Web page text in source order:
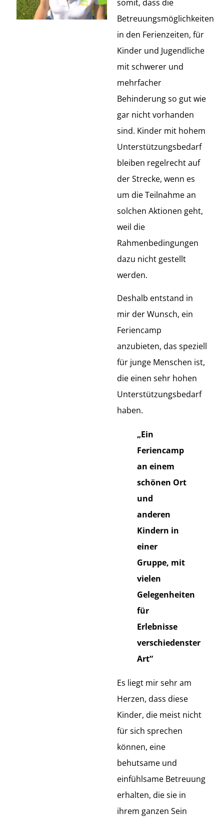
somit, dass die
Betreuungsmöglichkeiten
in den Ferienzeiten, für
Kinder und Jugendliche
mit schwerer und
mehrfacher
Behinderung so gut wie
gar nicht vorhanden
sind. Kinder mit hohem
Unterstützungsbedarf
bleiben regelrecht auf
der Strecke, wenn es
um die Teilnahme an
solchen Aktionen geht,
weil die
Rahmenbedingungen
dazu nicht gestellt
werden.
Deshalb entstand in
mir der Wunsch, ein
Feriencamp
anzubieten, das speziell
für junge Menschen ist,
die einen sehr hohen
Unterstützungsbedarf
haben.
„Ein
Feriencamp
an einem
schönen Ort
und
anderen
Kindern in
einer
Gruppe, mit
vielen
Gelegenheiten
für
Erlebnisse
verschiedenster
Art“
Es liegt mir sehr am
Herzen, dass diese
Kinder, die meist nicht
für sich sprechen
können, eine
behutsame und
einfühlsame Betreuung
erhalten, die sie in
ihrem ganzen Sein